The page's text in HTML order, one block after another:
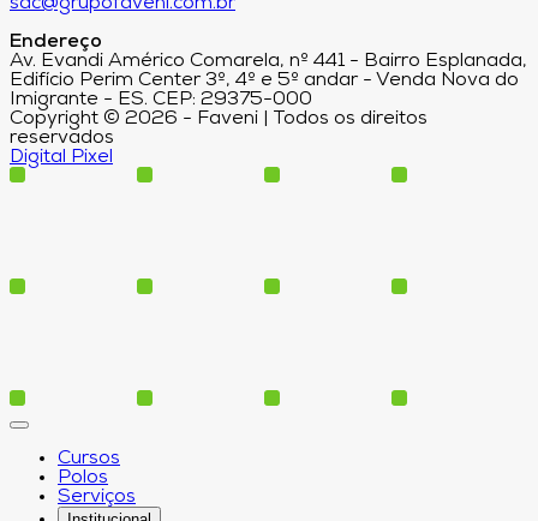
sac@grupofaveni.com.br
Endereço
Av. Evandi Américo Comarela, nº 441 - Bairro Esplanada,
Edifício Perim Center 3º, 4º e 5º andar - Venda Nova do
Imigrante - ES. CEP: 29375-000
Copyright © 2026 - Faveni | Todos os direitos
reservados
Digital Pixel
Cursos
Polos
Serviços